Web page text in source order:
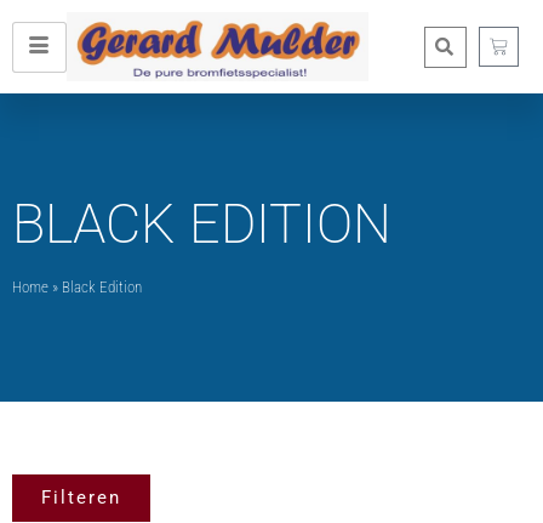
BLACK EDITION
Home » Black Edition
Filteren